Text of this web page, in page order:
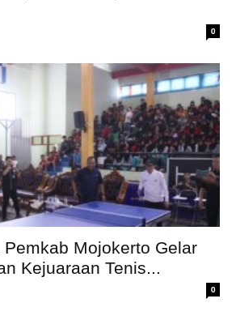
0
Pemkab Mojokerto Gelar
Kejuaraan Tenis...
0